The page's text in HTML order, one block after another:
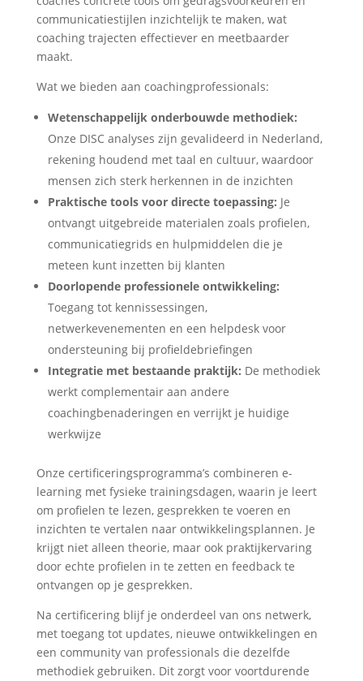
communicatiestijlen inzichtelijk te maken, wat
coaching trajecten effectiever en meetbaarder
maakt.
Wat we bieden aan coachingprofessionals:
Wetenschappelijk onderbouwde methodiek:
Onze DISC analyses zijn gevalideerd in Nederland,
rekening houdend met taal en cultuur, waardoor
mensen zich sterk herkennen in de inzichten
Praktische tools voor directe toepassing: Je
ontvangt uitgebreide materialen zoals profielen,
communicatiegrids en hulpmiddelen die je
meteen kunt inzetten bij klanten
Doorlopende professionele ontwikkeling:
Toegang tot kennissessingen,
netwerkevenementen en een helpdesk voor
ondersteuning bij profieldebriefingen
Integratie met bestaande praktijk: De methodiek
werkt complementair aan andere
coachingbenaderingen en verrijkt je huidige
werkwijze
Onze certificeringsprogramma’s combineren e-
learning met fysieke trainingsdagen, waarin je leert
om profielen te lezen, gesprekken te voeren en
inzichten te vertalen naar ontwikkelingsplannen. Je
krijgt niet alleen theorie, maar ook praktijkervaring
door echte profielen in te zetten en feedback te
ontvangen op je gesprekken.
Na certificering blijf je onderdeel van ons netwerk,
met toegang tot updates, nieuwe ontwikkelingen en
een community van professionals die dezelfde
methodiek gebruiken. Dit zorgt voor voortdurende